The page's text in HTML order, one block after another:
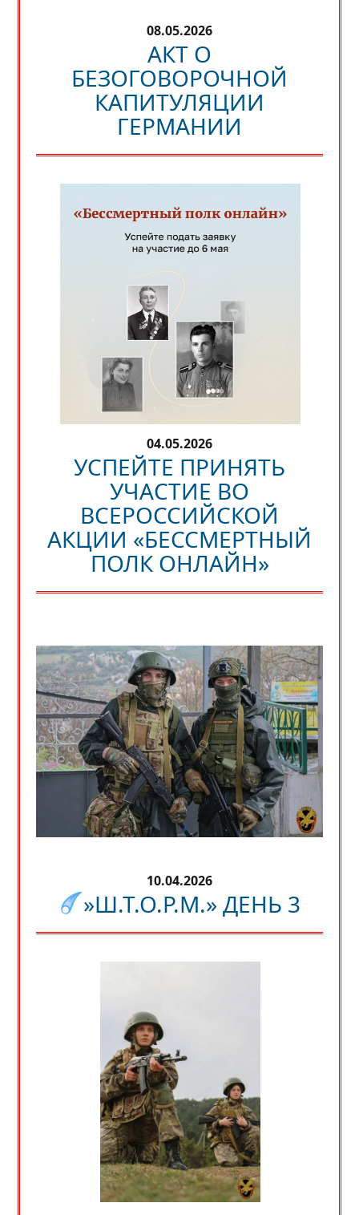
08.05.2026
АКТ О
БЕЗОГОВОРОЧНОЙ
КАПИТУЛЯЦИИ
ГЕРМАНИИ
04.05.2026
УСПЕЙТЕ ПРИНЯТЬ
УЧАСТИЕ ВО
ВСЕРОССИЙСКОЙ
АКЦИИ «БЕССМЕРТНЫЙ
ПОЛК ОНЛАЙН»
10.04.2026
»Ш.Т.О.Р.М.» ДЕНЬ 3